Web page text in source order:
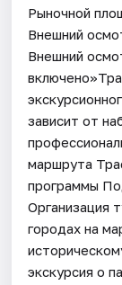
Рыночной
Внешний
Внешний
зависит от
маршрута
программы
Организация
городах на
экскурсия о